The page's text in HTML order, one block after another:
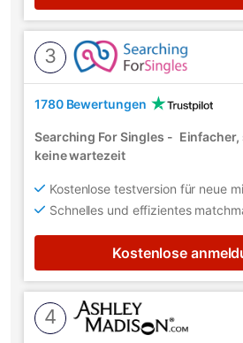
3
1780 Bewertungen
Searching For Singles -
keine wartezeit
Kostenlose testversion für neue
Schnelles und effizientes
Kostenlose
4